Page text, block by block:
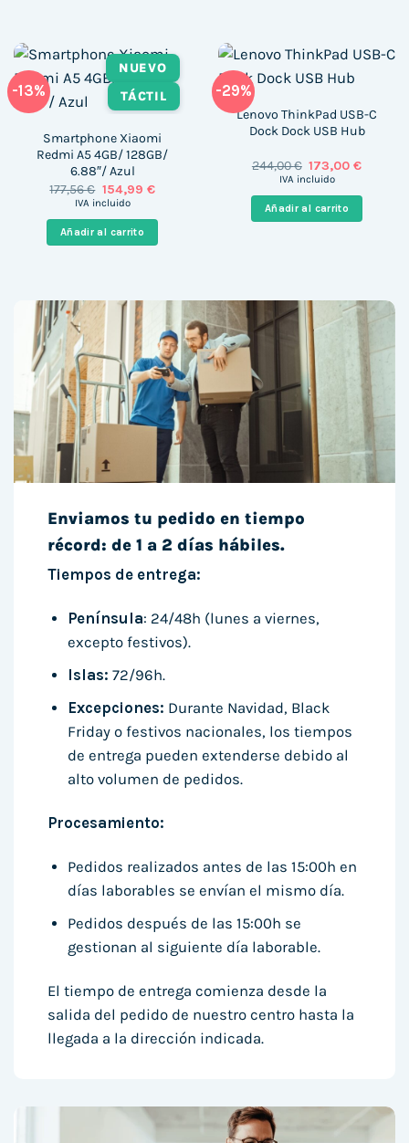
-13%
NUEVO
TÁCTIL
Smartphone Xiaomi
Redmi A5 4GB/ 128GB/
6.88″/ Azul
177,56€ El
precio
era:
177,56 €.
154,99 €El
es:
154,99 €.
IVA incluido
Añadir al carrito
-29%
Lenovo ThinkPad USB-C
Dock Dock USB Hub
244,00€ El
precio
era:
244,00 €.
173,00€El
es:
173,00
IVA incluido
Añadir al carrito
Enviamos tu pedido en tiempo
récord: de 1 a 2 días hábiles.
Tiempos de entrega:
Península: 24/48h (lunes a viernes,
excepto festivos).
Islas: 72/96h.
Excepciones: Durante Navidad, Black
Friday o festivos nacionales, los tiempos
de entrega pueden extenderse debido al
alto volumen de pedidos.
Procesamiento:
Pedidos realizados antes de las 15:00h en
días laborables se envían el mismo día.
Pedidos después de las 15:00h se
gestionan al siguiente día laborable.
El tiempo de entrega comienza desde la
salida del pedido de nuestro centro hasta la
llegada a la dirección indicada.